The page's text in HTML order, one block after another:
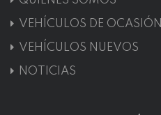
VEHÍCULOS DE OCASIÓN
VEHÍCULOS NUEVOS
NOTICIAS